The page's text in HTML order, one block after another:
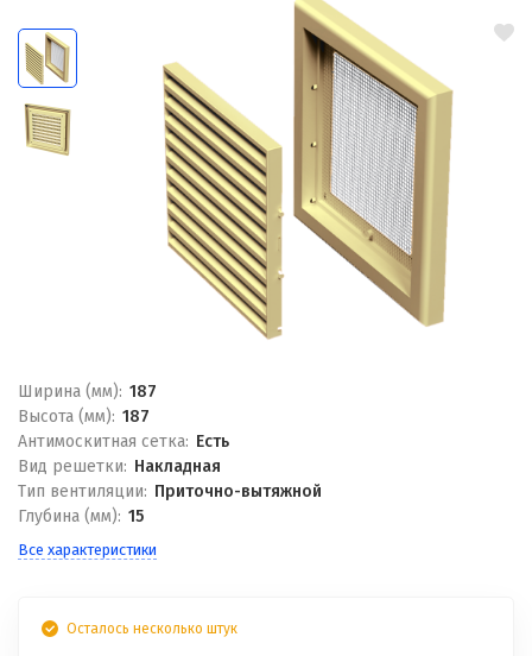
Ширина (мм): 187
Высота (мм): 187
Антимоскитная сетка: Есть
Вид решетки: Накладная
Тип вентиляции: Приточно-вытяжной
Глубина (мм): 15
Все характеристики
Осталось несколько штук